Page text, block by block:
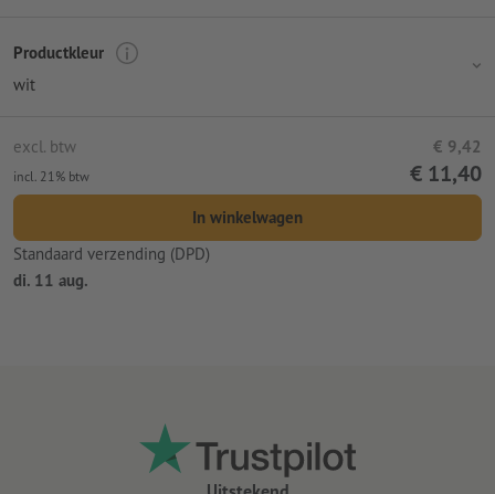
Productkleur
wit
excl. btw € 9,42
incl. 21% btw € 11,40
In winkelwagen
Standaard verzending (DPD)
di. 11 aug.